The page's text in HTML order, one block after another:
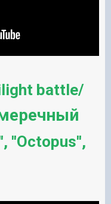
battle/
''Octopus'',